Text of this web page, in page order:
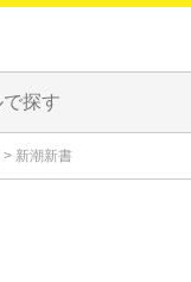
> 新潮新書